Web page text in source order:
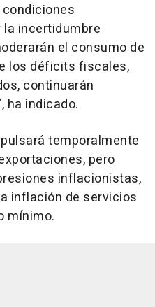
incertidumbre
el consumo de
los déficits fiscales,
continuarán
ha indicado.
temporalmente
pero
inflacionistas,
inflación de servicios
mínimo.